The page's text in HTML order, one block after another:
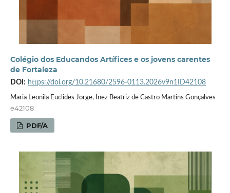
Colégio dos Educandos Artífices e os jovens carentes
de Fortaleza
DOI: https://doi.org/10.21680/2596-0113.2026v9n1ID42108
Maria Leonila Euclides Jorge, Inez Beatriz de Castro Martins Gonçalves
e42108
PDF/A